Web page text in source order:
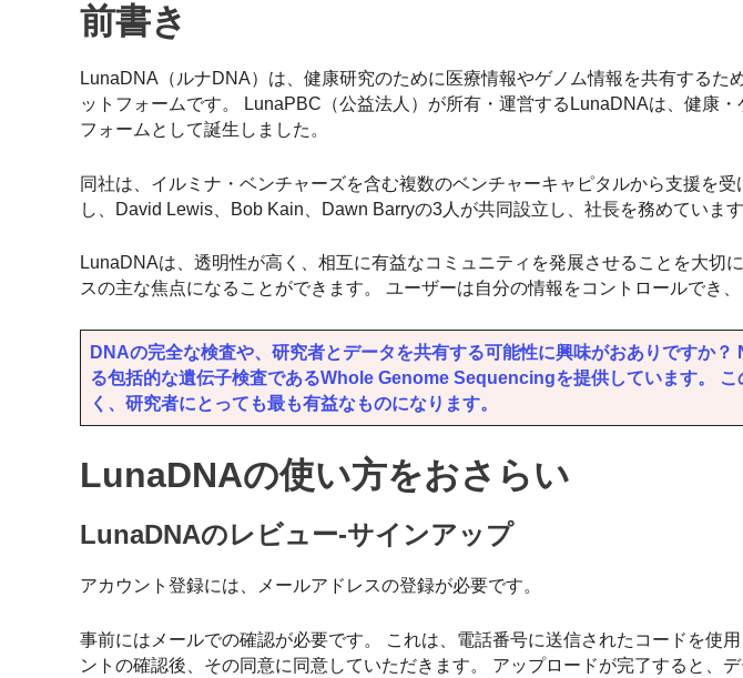
前書き
LunaDNA（ルナDNA）は、健康研究のために医療情報やゲノム情報を共有するた
ットフォームです。 LunaPBC（公益法人）が所有・運営するLunaDNAは、健康
フォームとして誕生しました。
同社は、イルミナ・ベンチャーズを含む複数のベンチャーキャピタルから支援を
し、David Lewis、Bob Kain、Dawn Barryの3人が共同設立し、社長を務めています
LunaDNAは、透明性が高く、相互に有益なコミュニティを発展させることを大切
スの主な焦点になることができます。 ユーザーは自分の情報をコントロールでき
DNAの完全な検査や、研究者とデータを共有する可能性に興味がおありですか
る包括的な遺伝子検査であるWhole Genome Sequencingを提供しています。
く、研究者にとっても最も有益なものになります。
LunaDNAの使い方をおさらい
LunaDNAのレビュー-サインアップ
アカウント登録には、メールアドレスの登録が必要です。
事前にはメールでの確認が必要です。 これは、電話番号に送信されたコードを使
ントの確認後、その同意に同意していただきます。 アップロードが完了すると、